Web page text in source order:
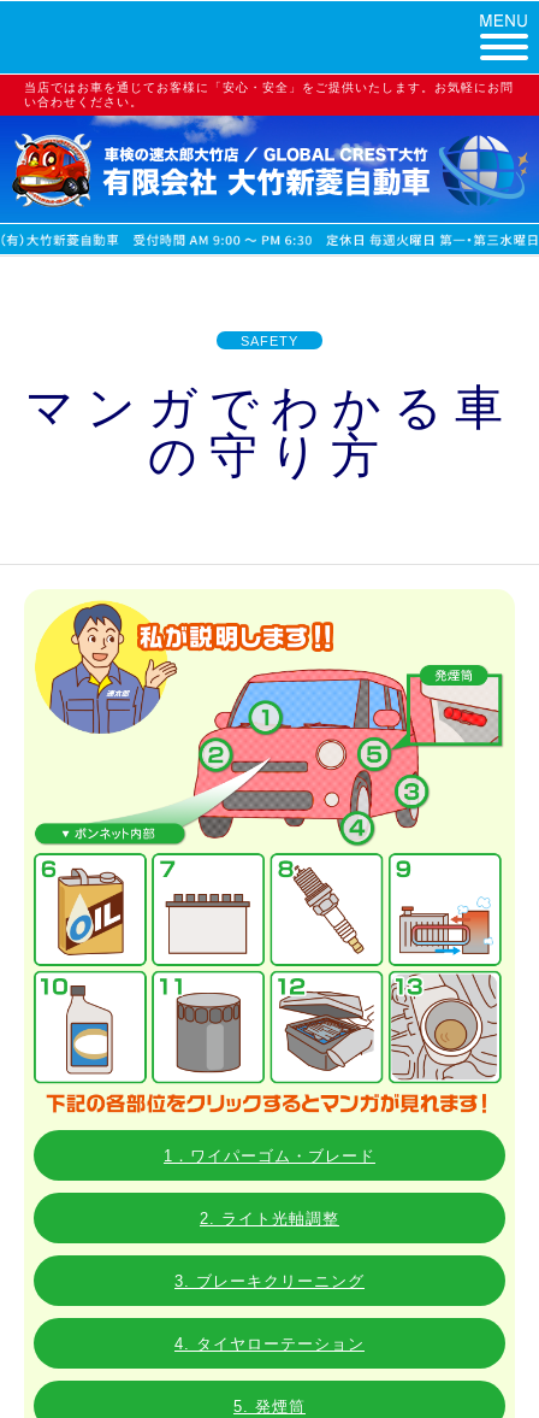
当店ではお車を通じてお客様に「安心・安全」をご提供いたします。お気軽にお問
い合わせください。
SAFETY
マンガでわかる車
の守り方
1．ワイパーゴム・ブレード
2. ライト光軸調整
3. ブレーキクリーニング
4. タイヤローテーション
5. 発煙筒